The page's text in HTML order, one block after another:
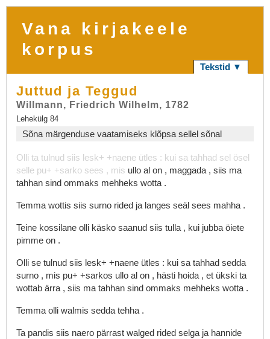
Vana kirjakeele
korpus
Tekstid ▼
Juttud ja Teggud
Willmann, Friedrich Wilhelm, 1782
Lehekülg 84
Sõna märgenduse vaatamiseks klõpsa sellel sõnal
Olli ta tulnud siis lesk+ +naene ütles : kui sa tahhad sel ösel
selle pu+ +sarko sees , mis ullo al on , maggada , siis ma
tahhan sind ommaks mehheks wotta .
Temma wottis siis surno rided ja langes seäl sees mahha .
Teine kossilane olli käsko saanud siis tulla , kui jubba öiete
pimme on .
Olli se tulnud siis lesk+ +naene ütles : kui sa tahhad sedda
surno , mis pu+ +sarkos ullo al on , hästi hoida , et ükski ta
wottab ärra , siis ma tahhan sind ommaks mehheks wotta .
Temma olli walmis sedda tehha .
Ta pandis siis naero pärrast walged rided selga ja hannide